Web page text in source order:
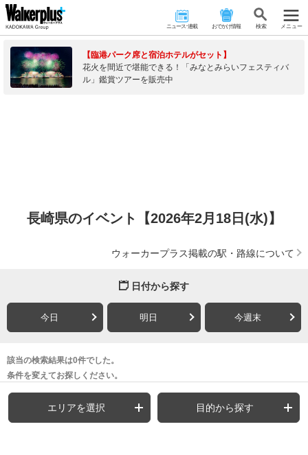
ニュース･連載 おでかけ情報 検 索 メニュー
【臨港パーク席と宿泊ホテルがセット】
花火を間近で堪能できる！「みなとみらいフェスティバ
ル」鑑賞ツアーを販売中
長崎県のイベント【2026年2月18日(水)】
ウォーカープラス掲載の駅・路線について
日付から探す
今日 明日 今週末
該当の検索結果は0件でした。
条件を変えてお探しください。
エリアを選択 目的から探す